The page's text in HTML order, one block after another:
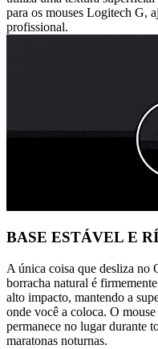
para os mouses Logitech G,
profissional.
BASE ESTÁVEL E
A única coisa que desliza no
borracha natural é
alto impacto, mantendo a
onde você a coloca. O
permanece no lugar durante
maratonas noturnas.